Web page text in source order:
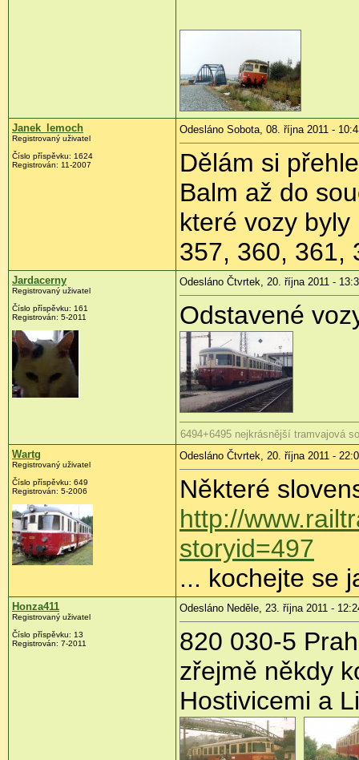
Janek_lemoch
Registrovaný uživatel
Číslo příspěvku: 1624
Registrován: 11-2007
Odesláno Sobota, 08. října 2011 -
Dělám si
Balm až do
které vozy
357, 360, 361,
Jardacerny
Registrovaný uživatel
Číslo příspěvku: 161
Registrován: 5-2011
Odesláno Čtvrtek, 20. října 2011 -
Odstavené
6494+6495 nejkrásnější tramvajová
Wartg
Registrovaný uživatel
Číslo příspěvku: 649
Registrován: 5-2006
Odesláno Čtvrtek, 20. října 2011 -
Některé
http://
storyid=497
... kochejte se
Honza411
Registrovaný uživatel
Číslo příspěvku: 13
Registrován: 7-2011
Odesláno Neděle, 23. října 2011 -
820 030-5
zřejmě někdy
Hostivicemi a